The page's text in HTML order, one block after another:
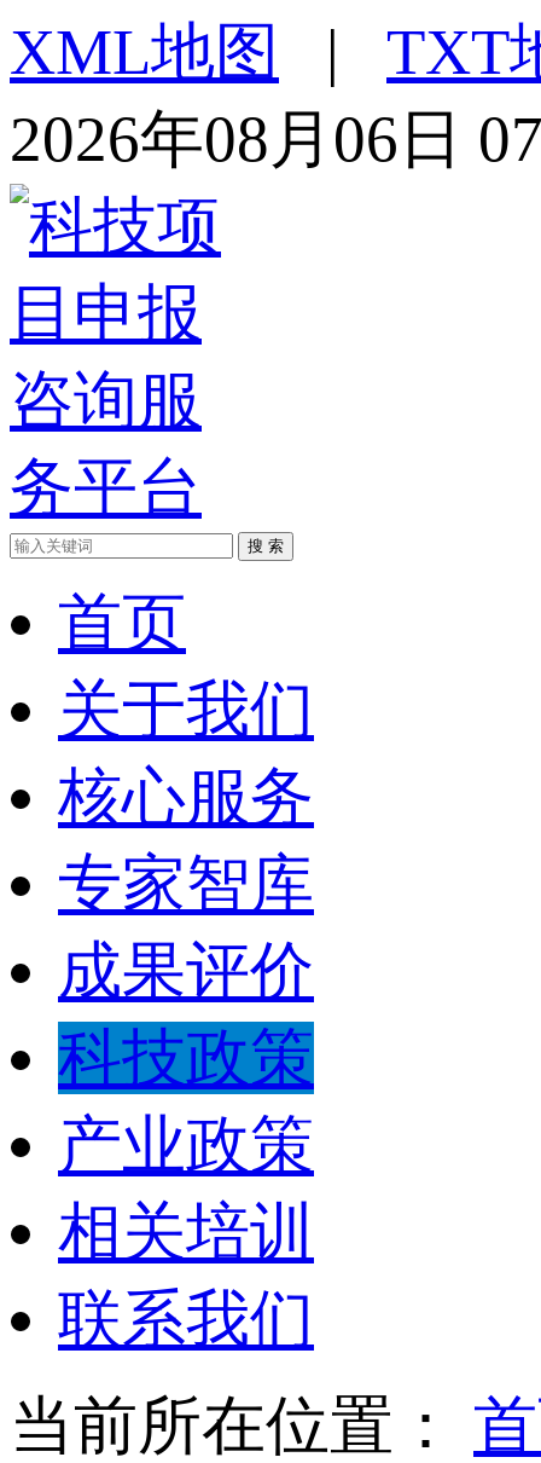
XML地图 | TXT
2026年08月06日
搜 索
首页
关于我们
核心服务
专家智库
成果评价
科技政策
产业政策
相关培训
联系我们
当前所在位置：